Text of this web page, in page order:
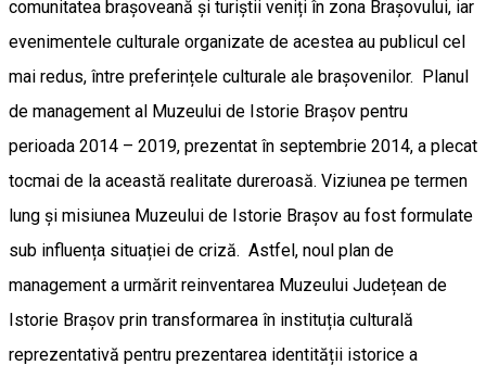
comunitatea brașoveană și turiștii veniți în zona Brașovului, iar
evenimentele culturale organizate de acestea au publicul cel
mai redus, între preferințele culturale ale brașovenilor. Planul
de management al Muzeului de Istorie Brașov pentru
perioada 2014 – 2019, prezentat în septembrie 2014, a plecat
tocmai de la această realitate dureroasă. Viziunea pe termen
lung și misiunea Muzeului de Istorie Brașov au fost formulate
sub influența situației de criză. Astfel, noul plan de
management a urmărit reinventarea Muzeului Județean de
Istorie Brașov prin transformarea în instituția culturală
reprezentativă pentru prezentarea identității istorice a